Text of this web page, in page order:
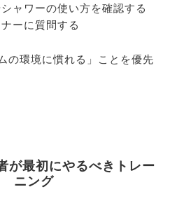
ャワーの使い方を確認する
ーに質問する
の環境に慣れる」ことを優先
が最初にやるべきトレー
ニング